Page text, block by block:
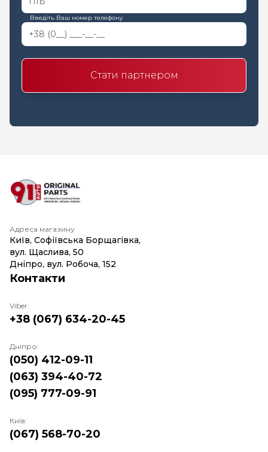
Введіть Ваш номер телефону
Стати партнером
Адреса магазину
Київ, Софіївська Борщагівка,
вул. Щаслива, 50
Дніпро, вул. Робоча, 152
Контакти
Viber:
+38 (067) 634-20-45
Дніпро:
(050) 412-09-11
(063) 394-40-72
(095) 777-09-91
Київ:
(067) 568-70-20